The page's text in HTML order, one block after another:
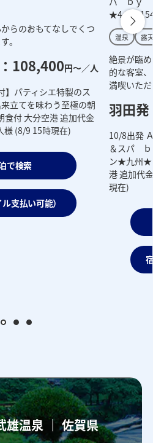
らのおもてなしでくつ
。
108,400円～／人
】パティシエ特製のス
立てを味わう至極の朝
食付 大分空港 追加代金
様 (8/9 15時現在)
で検索
支払い可能）
★4.2点
温泉 露
絶景が臨
的な客室
満喫いた
羽田
10/8出発
＆スパ
ン★九州★
港 追加代
現在)
雄温泉 ｜ 佐賀県